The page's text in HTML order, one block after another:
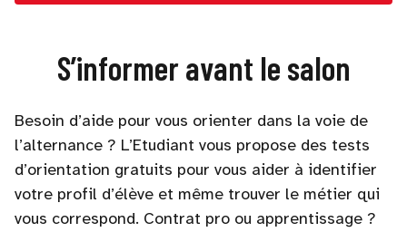
S’informer avant le salon
Besoin d’aide pour vous orienter dans la voie de
l’alternance ? L’Etudiant vous propose des tests
d’orientation gratuits pour vous aider à identifier
votre profil d’élève et même trouver le métier qui
vous correspond. Contrat pro ou apprentissage ?